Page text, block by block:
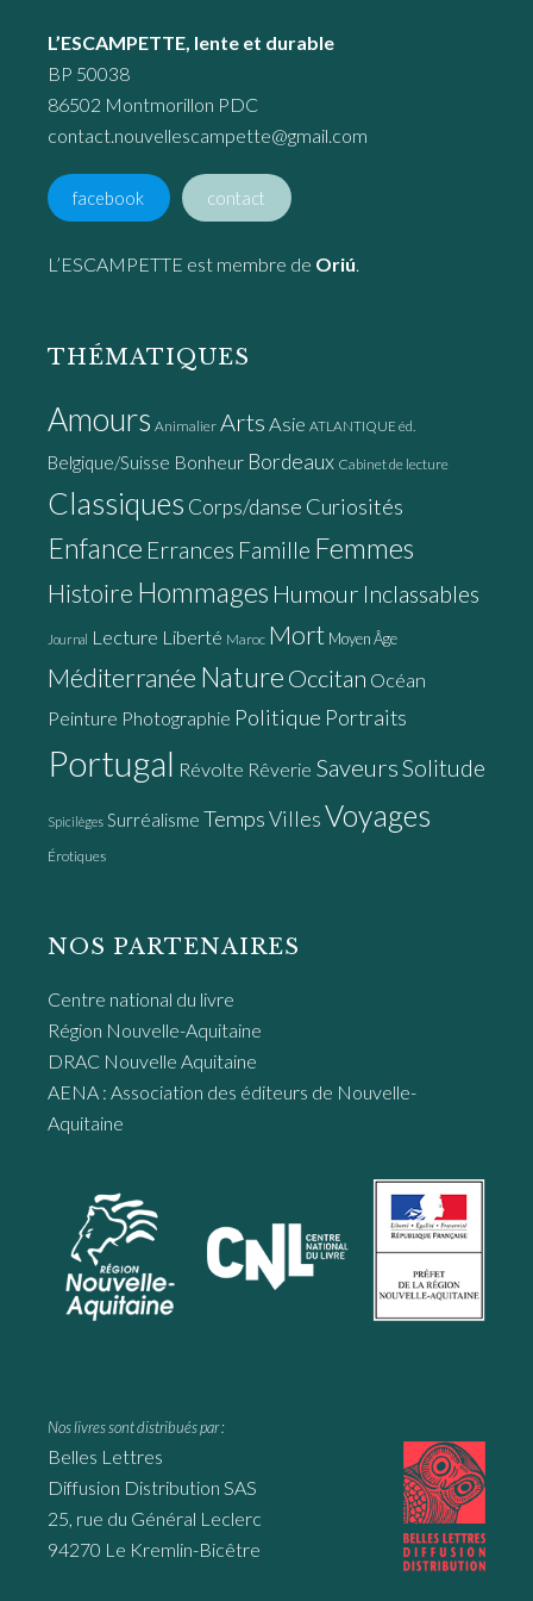
L’ESCAMPETTE, lente et durable
BP 50038
86502 Montmorillon PDC
contact.nouvellescampette@gmail.com
facebook contact
L’ESCAMPETTE est membre de Oriú
THÉMATIQUES
Amours Animalier Arts Asie ATLANTIQUE éd.
Belgique/Suisse Bonheur Bordeaux Cabinet de lecture
Classiques Corps/danse Curiosités
Enfance Errances Famille Femmes
Histoire Hommages Humour Inclassables
Journal Lecture Liberté Maroc Mort Moyen Âge
Méditerranée Nature Occitan Océan
Peinture Photographie Politique Portraits
Portugal Révolte Rêverie Saveurs Solitude
Spicilèges Surréalisme TempsVillesVoyages
Érotiques
NOS PARTENAIRES
Centre national du livre
Région Nouvelle-Aquitaine
DRAC Nouvelle Aquitaine
AENA : Association des éditeurs de Nouvelle-
Aquitaine
Nos livres sont distribués par :
Belles Lettres
Diffusion Distribution SAS
25, rue du Général Leclerc
94270 Le Kremlin-Bicêtre